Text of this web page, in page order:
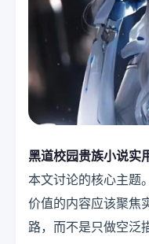
黑道校园贵族小说实
本文讨论的核心主题
价值的内容应该聚焦
路，而不是只做空泛